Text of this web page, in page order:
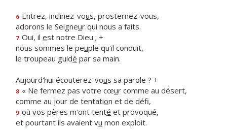
6 Entrez, inclinez-vous, prosternez-vous,
adorons le Seigneur qui nous a faits.
7 Oui, il est notre Dieu ; +
nous sommes le peuple qu'il conduit,
le troupeau guidé par sa main.
Aujourd'hui écouterez-vous sa parole ? +
8 « Ne fermez pas votre cœur comme au désert,
comme au jour de tentation et de défi,
9 où vos pères m'ont tenté et provoqué,
et pourtant ils avaient vu mon exploit.